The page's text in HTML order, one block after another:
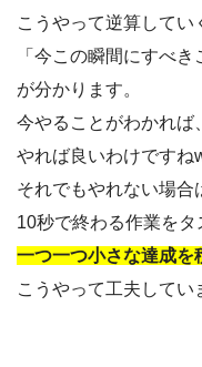
こうやって逆算してい
「今この瞬間にすべき
が分かります。
今やることがわかれば
やれば良いわけですね
それでもやれない場合
10秒で終わる作業をタ
一つ一つ小さな達成を
こうやって工夫してい